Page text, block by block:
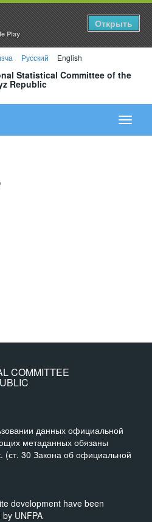
Play
Открыть
Русский English
Statistical Committee of the
Republic
меню
COMMITTEE
данных официальной
метаданных обязаны
(ст. 30 Закона об официальной
development have been
UNFPA